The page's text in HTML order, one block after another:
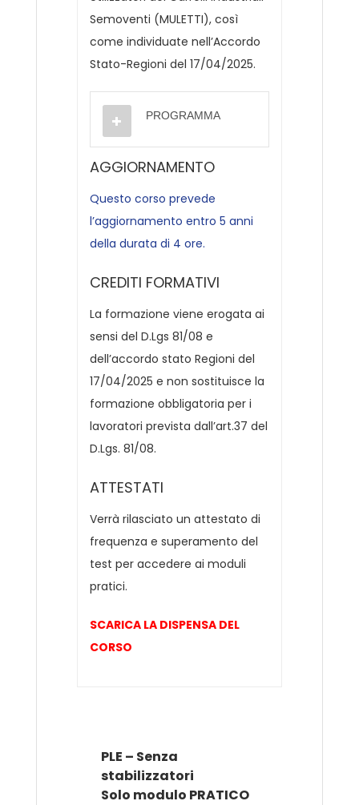
Semoventi (MULETTI), così
come individuate nell’Accordo
Stato-Regioni del 17/04/2025.
PROGRAMMA
AGGIORNAMENTO
Questo corso prevede
l’aggiornamento entro 5 anni
della durata di 4 ore.
CREDITI FORMATIVI
La formazione viene erogata ai
sensi del D.Lgs 81/08 e
dell’accordo stato Regioni del
17/04/2025 e non sostituisce la
formazione obbligatoria per i
lavoratori prevista dall’art.37 del
D.Lgs. 81/08.
ATTESTATI
Verrà rilasciato un attestato di
frequenza e superamento del
test per accedere ai moduli
pratici.
SCARICA LA DISPENSA DEL
CORSO
PLE – Senza
stabilizzatori
Solo modulo PRATICO